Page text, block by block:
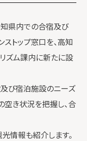
県内での合宿及び
トップ窓口を、高知
ズム課内に新たに設
び宿泊施設のニーズ
空き状況を把握し、合
情報も紹介します。